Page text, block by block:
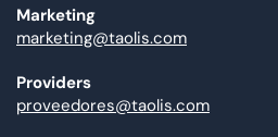
Marketing
marketing@taolis.com
Providers
proveedores@taolis.com